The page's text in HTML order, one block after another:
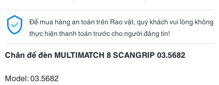
Để mua hàng an toàn trên Rao vặt, quý khách vui lòng không
thực hiện thanh toán trước cho người đăng tin!
Chân đế đèn MULTIMATCH 8 SCANGRIP 03.5682
Model: 03.5682